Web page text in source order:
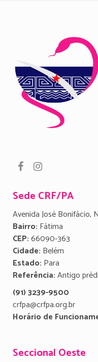
Sede CRF/PA
Avenida José Bonifácio,
Bairro: Fátima
CEP:66090-363
Cidade: Belém
Estado: Para
Referência:Antigo
(91) 3239-9500
crfpa@crfpa.org.br
Horário de
Seccional Oeste